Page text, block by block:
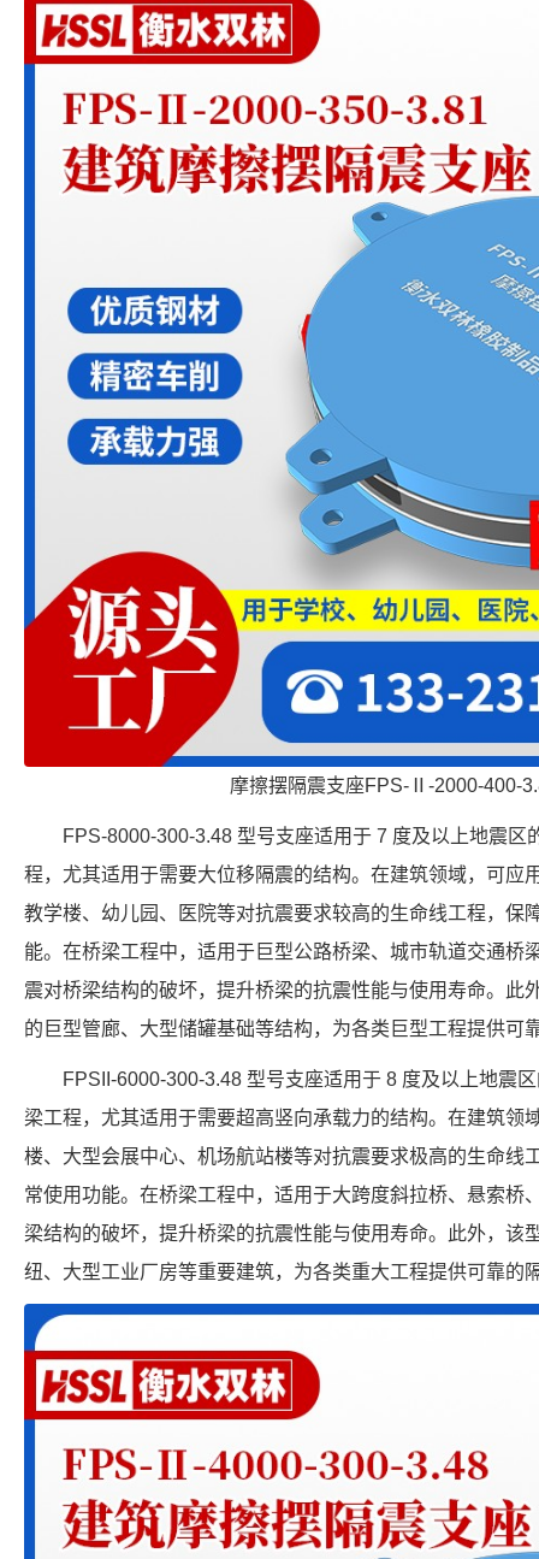
摩擦摆隔震支座FPS-Ⅱ-2000-400-
FPS-8000-300-3.48 型号支座适用于 7 度及以上地震区
程，尤其适用于需要大位移隔震的结构。在建筑领域，可应
教学楼、幼儿园、医院等对抗震要求较高的生命线工程，保
能。在桥梁工程中，适用于巨型公路桥梁、城市轨道交通桥
震对桥梁结构的破坏，提升桥梁的抗震性能与使用寿命。此
的巨型管廊、大型储罐基础等结构，为各类巨型工程提供可
FPSII-6000-300-3.48 型号支座适用于 8 度及以上地震
梁工程，尤其适用于需要超高竖向承载力的结构。在建筑领
楼、大型会展中心、机场航站楼等对抗震要求极高的生命线
常使用功能。在桥梁工程中，适用于大跨度斜拉桥、悬索桥
梁结构的破坏，提升桥梁的抗震性能与使用寿命。此外，该
纽、大型工业厂房等重要建筑，为各类重大工程提供可靠的